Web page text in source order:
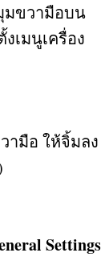
มขวามือบน
เมนูเครื่อง
ามือ ให้จิ้มลง
Settings